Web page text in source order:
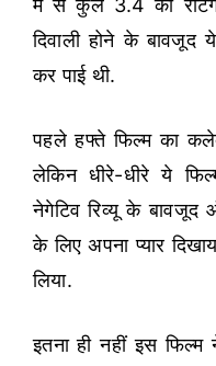
में से कुल 3.4 की रेटिंग
दिवाली होने के बावजूद
कर पाई थी.
पहले हफ्ते फिल्म का
लेकिन धीरे-धीरे ये
नेगेटिव रिव्यू के
के लिए अपना प्यार
लिया.
इतना ही नहीं इस